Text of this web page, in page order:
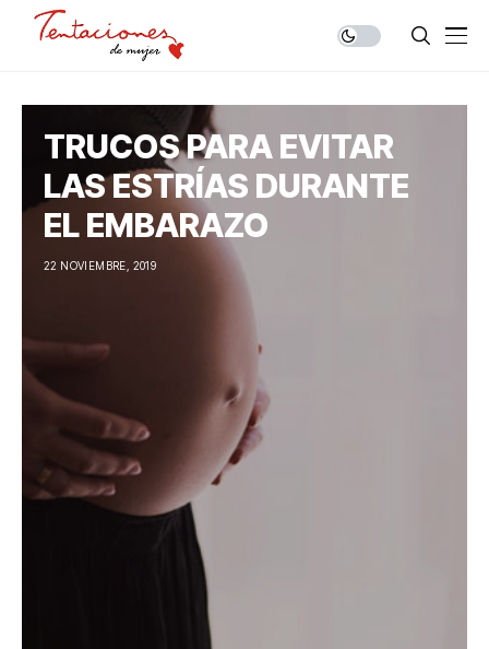
TRUCOS PARA EVITAR
LAS ESTRÍAS DURANTE
EL EMBARAZO
22 NOVIEMBRE, 2019